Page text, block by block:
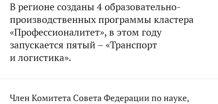
В регионе созданы 4 образовательно-
производственных программы кластера
«Профессионалитет», в этом году
запускается пятый – «Транспорт
и логистика».
Член Комитета Совета Федерации по науке,